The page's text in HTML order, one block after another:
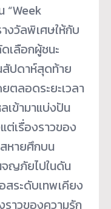
“Week
งวัลพิเศษให้กับ
เลือกผู้ชนะ
สัปดาห์สุดท้าย
ตลอดระยะเวลา
เข้ามาแบ่งปัน
ต่เรื่องราวของ
หายศึกบน
ญภัยไปในดัน
สระดับเทพเคียง
ราวของความรัก